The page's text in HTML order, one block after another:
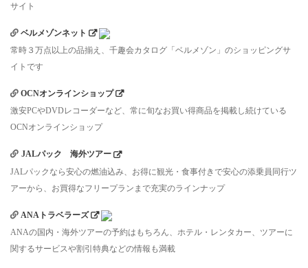
サイト
ベルメゾンネット
常時３万点以上の品揃え、千趣会カタログ「ベルメゾン」のショッピングサ
イトです
OCNオンラインショップ
激安PCやDVDレコーダーなど、常に旬なお買い得商品を掲載し続けている
OCNオンラインショップ
JALパック 海外ツアー
JALパックなら安心の燃油込み、お得に観光・食事付きで安心の添乗員同行ツ
アーから、お買得なフリープランまで充実のラインナップ
ANAトラベラーズ
ANAの国内・海外ツアーの予約はもちろん、ホテル・レンタカー、ツアーに
関するサービスや割引特典などの情報も満載